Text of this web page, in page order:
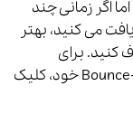
اگر زمانی چند
می کنید، بهتر
کنید. برای
کلیک